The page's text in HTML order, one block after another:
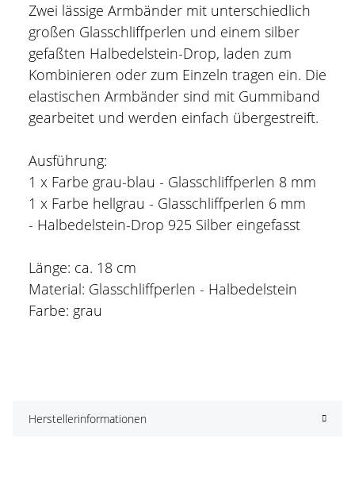
Zwei lässige Armbänder mit unterschiedlich
großen Glasschliffperlen und einem silber
gefaßten Halbedelstein-Drop, laden zum
Kombinieren oder zum Einzeln tragen ein. Die
elastischen Armbänder sind mit Gummiband
gearbeitet und werden einfach übergestreift.
Ausführung:
1 x Farbe grau-blau - Glasschliffperlen 8 mm
1 x Farbe hellgrau - Glasschliffperlen 6 mm
- Halbedelstein-Drop 925 Silber eingefasst
Länge: ca. 18 cm
Material: Glasschliffperlen - Halbedelstein
Farbe: grau
Herstellerinformationen